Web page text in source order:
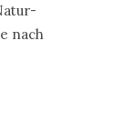
nach